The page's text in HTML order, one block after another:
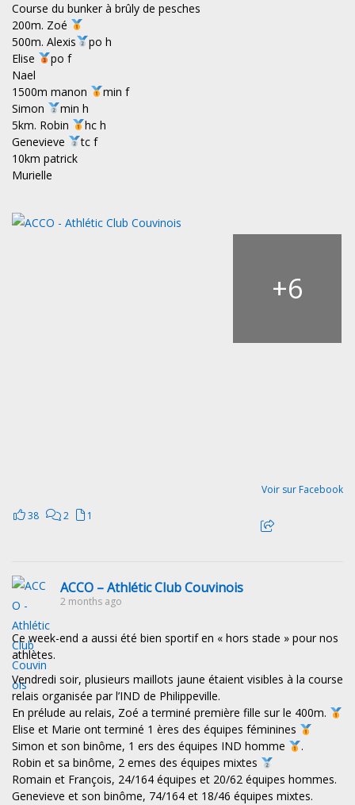
Course du bunker à brûly de pesches
200m. Zoé
500m. Alexis
po h
Elise
po f
Nael
1500m manon
min f
Simon
min h
5km. Robin
hc h
Genevieve
tc f
10km patrick
Murielle
+6
38 2 1
Voir sur Facebook
ACCO – Athlétic Club Couvinois
2 months ago
Ce week-end a aussi été bien sportif en « hors stade » pour nos
athlètes.
Vendredi soir, plusieurs maillots jaune étaient visibles à la course
relais organisée par l’IND de Philippeville.
En prélude au relais, Zoé a terminé première fille sur le 400m.
Elise et Marie ont terminé 1 ères des équipes féminines
Simon et son binôme, 1 ers des équipes IND homme
.
Robin et sa binôme, 2 emes des équipes mixtes
Romain et François, 24/164 équipes et 20/62 équipes hommes.
Genevieve et son binôme, 74/164 et 18/46 équipes mixtes.